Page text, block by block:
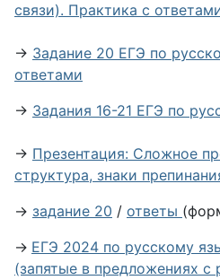
связи). Практика с
→ Задание 20 ЕГЭ по
ответами
→ Задания 16-21 ЕГЭ по
→ Презентация: Сложное
структура, знаки
→ задание 20 / ответы
→ ЕГЭ 2024 по русскому
(запятые в предложениях